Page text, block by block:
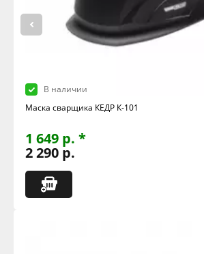
В наличии
Маска сварщика КЕДР К-101
1 649 р. *
2 290 р.